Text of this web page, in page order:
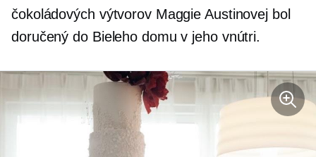
čokoládových výtvorov Maggie Austinovej bol
doručený do Bieleho domu v jeho vnútri.